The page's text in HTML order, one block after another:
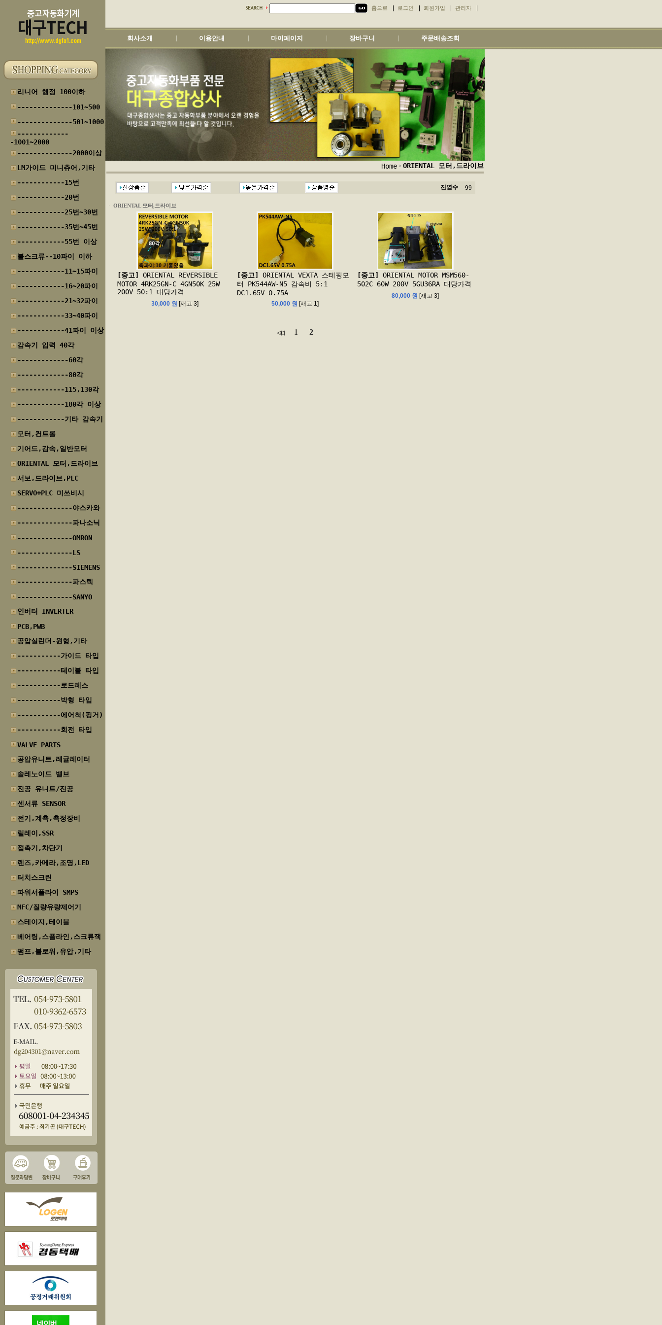
홈으로 로그인 회원가입 관리자
회사소개 이용안내 마이페이지 장바구니 주문배송조회
리니어 행정 100이하
--------------101~500
--------------501~1000
-------------
-1001~2000
--------------2000이상
LM가이드 미니츄어,기타
------------15번
------------20번
------------25번~30번
------------35번~45번
------------55번 이상
볼스크류--10파이 이하
------------11~15파이
------------16~20파이
------------21~32파이
------------33~40파이
------------41파이 이상
감속기 입력 40각
-------------60각
-------------80각
------------115,130각
------------180각 이상
------------기타 감속기
모터,컨트롤
기어드,감속,일반모터
ORIENTAL 모터,드라이브
서보,드라이브,PLC
SERVO+PLC 미쓰비시
--------------야스카와
--------------파나소닉
--------------OMRON
--------------LS
--------------SIEMENS
--------------파스텍
--------------SANYO
인버터 INVERTER
PCB,PWB
공압실린더-원형,기타
-----------가이드 타입
-----------테이블 타입
-----------로드레스
-----------박형 타입
-----------에어척(핑거)
-----------회전 타입
VALVE PARTS
공압유니트,레귤레이터
솔레노이드 밸브
진공 유니트/진공
센서류 SENSOR
전기,계측,측정장비
릴레이,SSR
접촉기,차단기
렌즈,카메라,조명,LED
터치스크린
파워서플라이 SMPS
MFC/질량유량제어기
스테이지,테이블
베어링,스플라인,스크류잭
펌프,블로워,유압,기타
Home > ORIENTAL 모터,드라이브
진열수 99
ㆍ ORIENTAL 모터,드라이브
[중고]
ORIENTAL REVERSIBLE
MOTOR 4RK25GN-C 4GN50K 25W
200V 50:1 대당가격
30,000 원 [재고 3]
[중고]
ORIENTAL VEXTA 스테핑모
터 PK544AW-N5 감속비 5:1
DC1.65V 0.75A
50,000 원 [재고 1]
[중고]
ORIENTAL MOTOR MSM560-
502C 60W 200V 5GU36RA 대당가격
80,000 원 [재고 3]
◁◁ 1 2